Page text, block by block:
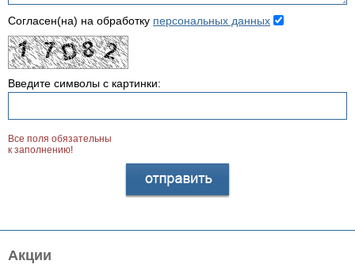
Акции
Согласен(на) на обработку персональных данных
Введите символы с картинки:
Все поля обязательны
к заполнению!